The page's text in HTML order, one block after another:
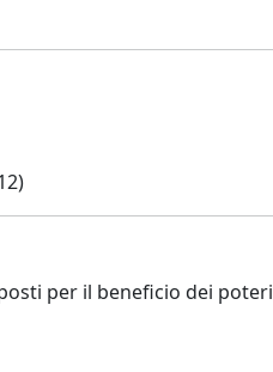
per il beneficio dei